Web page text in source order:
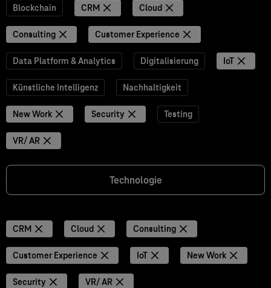
Blockchain CRM Cloud
Consulting Customer Experience
Data Platform & Analytics Digitalisierung IoT
Künstliche Intelligenz Nachhaltigkeit
New Work Security Testing
VR/ AR
Technologie
CRM Cloud Consulting
Customer Experience IoT New Work
Security
VR/ AR